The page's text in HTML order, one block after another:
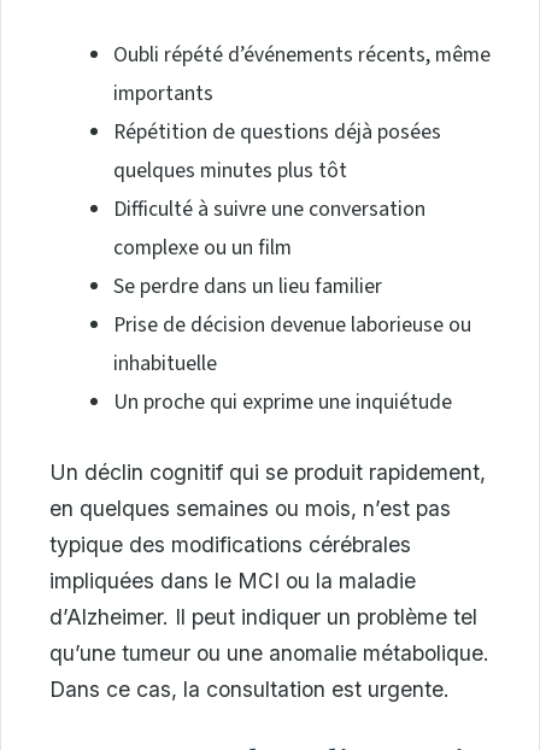
Oubli répété d’événements récents, même
importants
Répétition de questions déjà posées
quelques minutes plus tôt
Difficulté à suivre une conversation
complexe ou un film
Se perdre dans un lieu familier
Prise de décision devenue laborieuse ou
inhabituelle
Un proche qui exprime une inquiétude
Un déclin cognitif qui se produit rapidement,
en quelques semaines ou mois, n’est pas
typique des modifications cérébrales
impliquées dans le MCI ou la maladie
d’Alzheimer. Il peut indiquer un problème tel
qu’une tumeur ou une anomalie métabolique.
Dans ce cas, la consultation est urgente.